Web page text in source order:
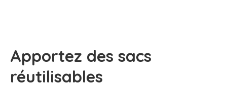
Apportez des sacs
réutilisables